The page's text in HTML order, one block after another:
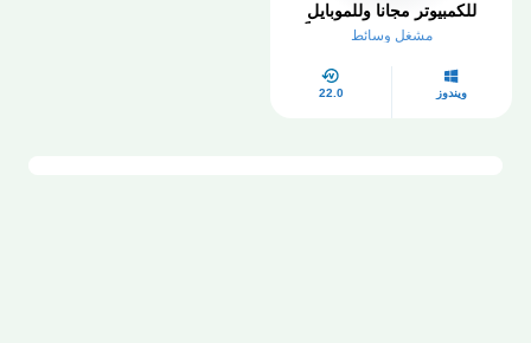
للكمبيوتر مجانا وللموبايل
Real Player 2025 مجاناً
مشغل وسائط
ويندوز 22.0